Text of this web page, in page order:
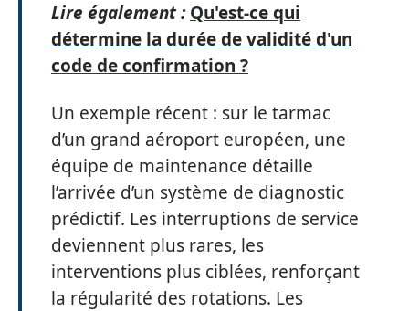
Lire également : Qu'est-ce qui
détermine la durée de validité d'un
code de confirmation ?
Un exemple récent : sur le tarmac
d’un grand aéroport européen, une
équipe de maintenance détaille
l’arrivée d’un système de diagnostic
prédictif. Les interruptions de service
deviennent plus rares, les
interventions plus ciblées, renforçant
la régularité des rotations. Les